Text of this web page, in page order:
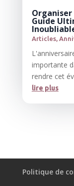
Organiser
Guide
Articles,
importante
rendre cet
lire plus
Politique de